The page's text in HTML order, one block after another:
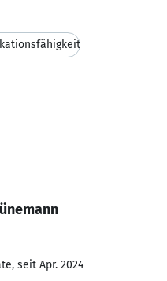
seit Apr. 2024